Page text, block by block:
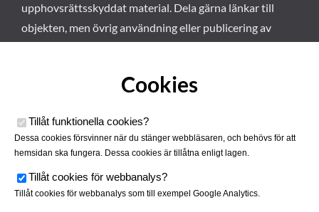
upphovsrättsskyddat material. Dela gärna länkar till
objekten, men övrig användning eller publicering av
Cookies
Tillåt funktionella cookies?
Dessa cookies försvinner när du stänger webbläsaren, och behövs för att
hemsidan ska fungera. Dessa cookies är tillåtna enligt lagen.
Tillåt cookies för webbanalys?
Tillåt cookies för webbanalys som till exempel Google Analytics.